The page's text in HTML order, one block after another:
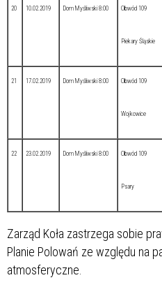
20 10.02.2019 Dom Myśliwski 8:00 Obwód 109
Piekary Śląskie
21 17.02.2019 Dom Myśliwski 8:00 Obwód 109
Wojkowice
22 23.02.2019 Dom Myśliwski 8:00 Obwód 109
Psary
Zarząd Koła zastrzega sobie
Planie Polowań ze względu na
atmosferyczne.